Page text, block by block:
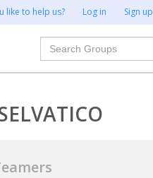
like to help us? Log in Sign up
Search